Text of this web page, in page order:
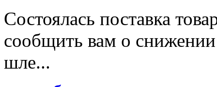
Состоялась поставка
сообщить вам о
шле...